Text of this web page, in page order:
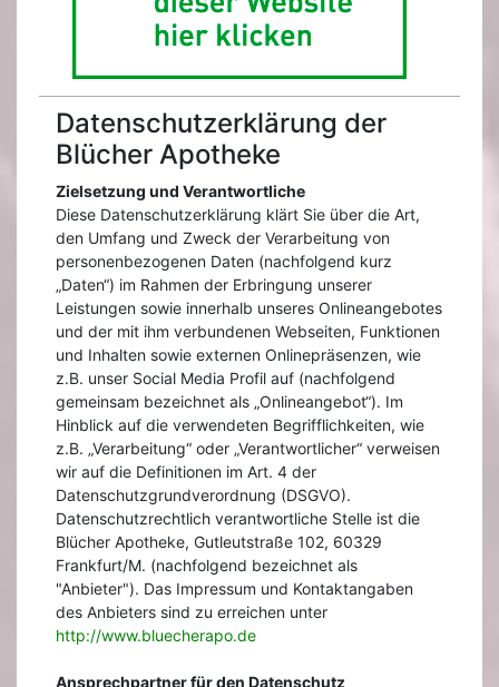
Datenschutzerklärung der
Blücher Apotheke
Zielsetzung und Verantwortliche
Diese Datenschutzerklärung klärt Sie über die Art,
den Umfang und Zweck der Verarbeitung von
personenbezogenen Daten (nachfolgend kurz
„Daten“) im Rahmen der Erbringung unserer
Leistungen sowie innerhalb unseres Onlineangebotes
und der mit ihm verbundenen Webseiten, Funktionen
und Inhalten sowie externen Onlinepräsenzen, wie
z.B. unser Social Media Profil auf (nachfolgend
gemeinsam bezeichnet als „Onlineangebot“). Im
Hinblick auf die verwendeten Begrifflichkeiten, wie
z.B. „Verarbeitung“ oder „Verantwortlicher“ verweisen
wir auf die Definitionen im Art. 4 der
Datenschutzgrundverordnung (DSGVO).
Datenschutzrechtlich verantwortliche Stelle ist die
Blücher Apotheke, Gutleutstraße 102, 60329
Frankfurt/M. (nachfolgend bezeichnet als
"Anbieter"). Das Impressum und Kontaktangaben
des Anbieters sind zu erreichen unter
http://www.bluecherapo.de
Ansprechpartner für den Datenschutz